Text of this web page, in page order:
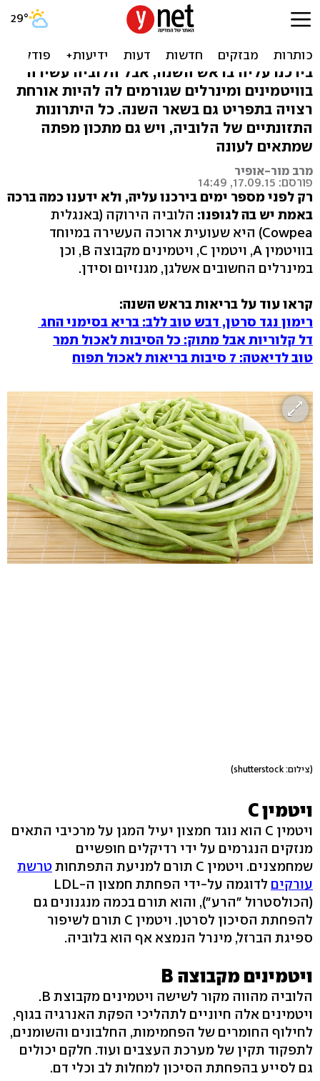
כל הסיבות הבריאות לאכול
בירכנו עליה בראש השנה, אבל הלוביה עשירה
בוויטמינים ומינרלים שגורמים לה להיות אורחת
רצויה בתפריט גם בשאר השנה. כל היתרונות
התזונתיים של הלוביה, ויש גם מתכון מפתה
שמתאים לעונה
מרב מור-אופיר
פורסם: 17.09.15, 14:49
רק לפני מספר ימים בירכנו עליה, ולא ידענו כמה ברכה
באמת יש בה לגופנו: הלוביה הירוקה (באנגלית
Cowpea) היא שעועית ארוכה העשירה במיוחד
בוויטמין A, ויטמין C, ויטמינים מקבוצה B, וכן
במינרלים החשובים אשלגן, מגנזיום וסידן.
קראו עוד על בריאות בראש השנה:
רימון נגד סרטן, דבש טוב ללב: בריא בסימני החג
דל קלוריות אבל מתוק: כל הסיבות לאכול תמר
טוב לדיאטה: 7 סיבות בריאות לאכול תפוח
(צילום: shutterstock)
ויטמין C
ויטמין C הוא נוגד חמצון יעיל המגן על מרכיבי התאים
מנזקים הנגרמים על ידי רדיקלים חופשיים
שמחמצנים. ויטמין C תורם למניעת התפתחות
טרשת
עורקים
לדוגמה על-ידי הפחתת חמצון ה-LDL
(הכולסטרול "הרע"), והוא תורם בכמה מנגנונים גם
להפחתת הסיכון לסרטן. ויטמין C תורם לשיפור
ספיגת הברזל, מינרל הנמצא אף הוא בלוביה.
ויטמינים מקבוצה B
הלוביה מהווה מקור לשישה ויטמינים מקבוצת B.
ויטמינים אלה חיוניים לתהליכי הפקת האנרגיה בגוף,
לחילוף החומרים של הפחמימות, החלבונים והשומנים,
לתפקוד תקין של מערכת העצבים ועוד. חלקם יכולים
גם לסייע בהפחתת הסיכון למחלות לב וכלי דם.